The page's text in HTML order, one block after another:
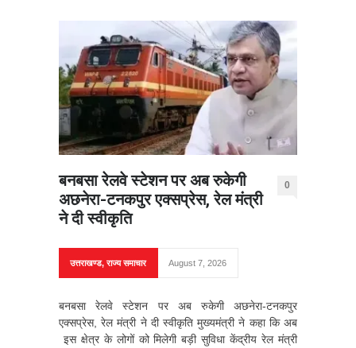
बनबसा रेलवे स्टेशन पर अब रुकेगी
अछनेरा-टनकपुर एक्सप्रेस, रेल मंत्री
ने दी स्वीकृति
0
उत्तराखण्ड,राज्य समाचार August 7, 2026
बनबसा रेलवे स्टेशन पर अब रुकेगी अछनेरा-टनकपुर
एक्सप्रेस, रेल मंत्री ने दी स्वीकृति मुख्यमंत्री ने कहा कि अब
इस क्षेत्र के लोगों को मिलेगी बड़ी सुविधा केंद्रीय रेल मंत्री